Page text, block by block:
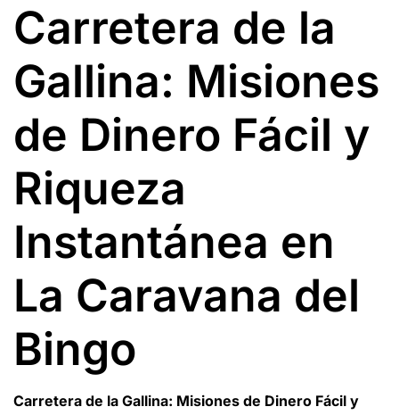
Carretera de la
Gallina: Misiones
de Dinero Fácil y
Riqueza
Instantánea en
La Caravana del
Bingo
Carretera de la Gallina: Misiones de Dinero Fácil y